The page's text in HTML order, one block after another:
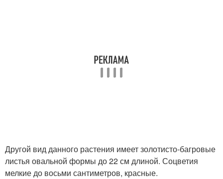
Другой вид данного растения имеет золотисто-багровые
листья овальной формы до 22 см длиной. Соцветия
мелкие до восьми сантиметров, красные.